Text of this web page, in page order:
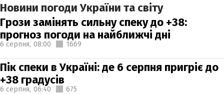
Новини погоди України та світу
Грози замінять сильну спеку до +38:
прогноз погоди на найближчі дні
6 серпня, 08:00 1669
Пік спеки в Україні: де 6 серпня пригріє до
+38 градусів
6 серпня, 06:40 675